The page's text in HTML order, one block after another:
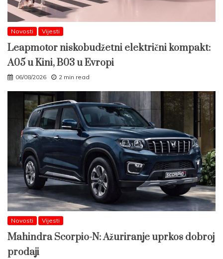
Novosti Vijesti
Leapmotor niskobudžetni električni kompakt:
A05 u Kini, B03 u Evropi
06/08/2026 2 min read
Novosti Vijesti
Mahindra Scorpio-N: Ažuriranje uprkos dobroj
prodaji